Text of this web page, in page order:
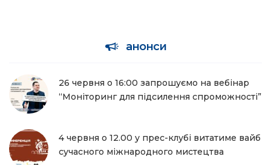
анонси
26 червня о 16:00 запрошуємо на вебінар
“Моніторинг для підсилення спроможності”
4 червня о 12.00 у прес-клубі витатиме вайб
сучасного міжнародного мистецтва